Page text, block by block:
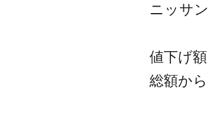
ニッサ
値下げ額
総額から